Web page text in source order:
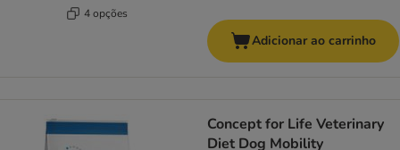
4 opções
Adicionar ao carrinho
Concept for Life Veterinary
Diet Dog Mobility